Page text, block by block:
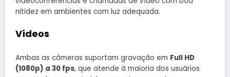
nitidez em ambientes com luz adequada.
Vídeos
Ambas as câmeras suportam gravação em Full HD
(1080p) a 30 fps, que atende à maioria dos usuários